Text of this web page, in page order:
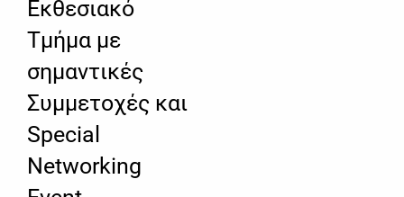
Εκθεσιακό
Τμήμα με
σημαντικές
Συμμετοχές και
Special
Networking